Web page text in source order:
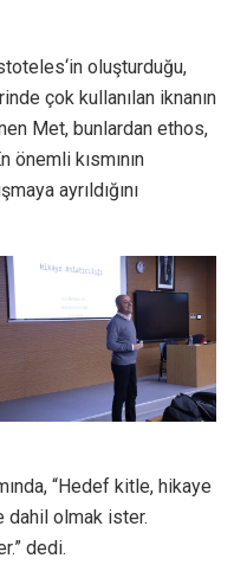
oluşturduğu,
çok kullanılan iknanın
Met, bunlardan ethos,
kısmının
ayrıldığını
“Hedef kitle, hikaye
dahil olmak ister.
dedi.